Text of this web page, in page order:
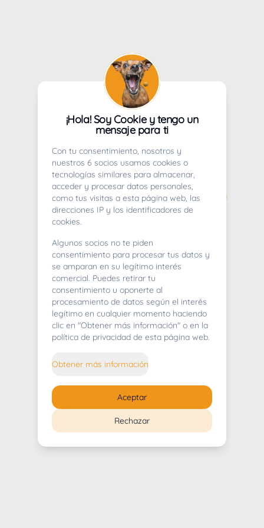
404
Whoops! Lo sentimos mucho.
¡Hola! Soy Cookie y tengo un
mensaje para ti
Con tu consentimiento, nosotros y
nuestros 6 socios usamos cookies o
tecnologías similares para almacenar,
acceder y procesar datos personales,
como tus visitas a esta página web, las
direcciones IP y los identificadores de
cookies.
Algunos socios no te piden
consentimiento para procesar tus datos y
se amparan en su legítimo interés
comercial. Puedes retirar tu
consentimiento u oponerte al
procesamiento de datos según el interés
legítimo en cualquier momento haciendo
clic en "Obtener más información" o en la
política de privacidad de esta página web.
Obtener más información
Rechazar
Aceptar